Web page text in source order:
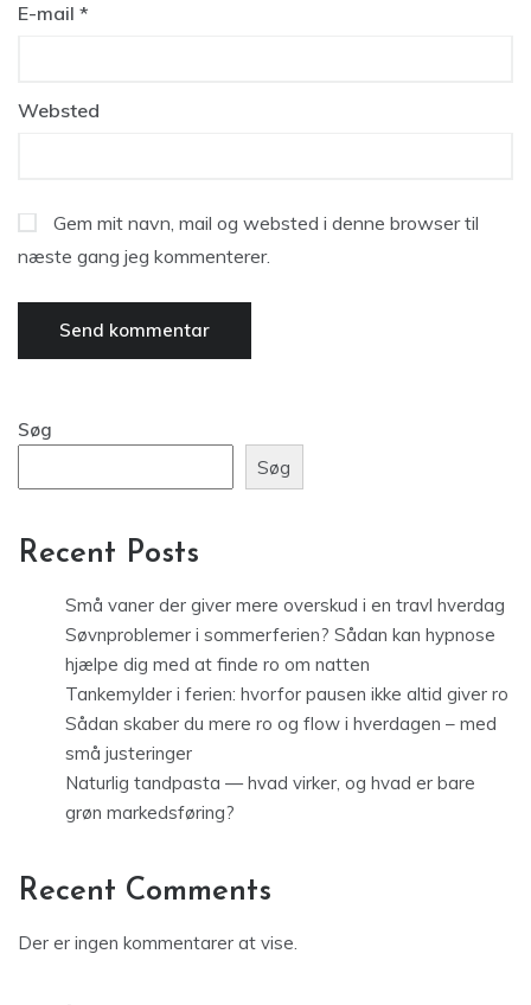
E-mail *
Websted
Gem mit navn, mail og websted i denne browser til
næste gang jeg kommenterer.
Søg
Søg
Recent Posts
Små vaner der giver mere overskud i en travl hverdag
Søvnproblemer i sommerferien? Sådan kan hypnose
hjælpe dig med at finde ro om natten
Tankemylder i ferien: hvorfor pausen ikke altid giver ro
Sådan skaber du mere ro og flow i hverdagen – med
små justeringer
Naturlig tandpasta — hvad virker, og hvad er bare
grøn markedsføring?
Recent Comments
Der er ingen kommentarer at vise.